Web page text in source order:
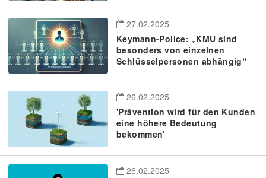
27.02.2025
Keymann-Police: „KMU sind
besonders von einzelnen
Schlüsselpersonen abhängig“
26.02.2025
'Prävention wird für den Kunden
eine höhere Bedeutung
bekommen'
26.02.2025